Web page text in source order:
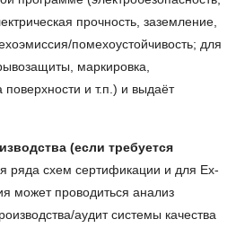
прочность, заземление,
помехоустойчивость; для
маркировка,
поверхности и т.п.) и выдаёт
(если требуется
ряда схем сертификации и для Ex-
может проводиться анализ
аудит системы качества